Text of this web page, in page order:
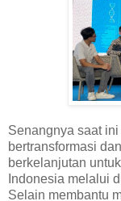
Senangnya saat
bertransformasi
berkelanjutan
Indonesia melalui
Selain membantu